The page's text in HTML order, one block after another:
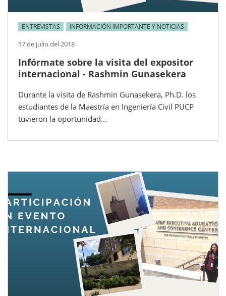
ENTREVISTAS INFORMACIÓN IMPORTANTE Y NOTICIAS
17 de julio del 2018
Infórmate sobre la visita del expositor
internacional - Rashmin Gunasekera
Durante la visita de Rashmin Gunasekera, Ph.D. los
estudiantes de la Maestría en Ingeniería Civil PUCP
tuvieron la oportunidad...